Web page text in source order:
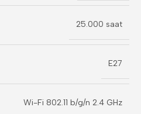
25.000 saat
E27
Wi-Fi 802.11 b/g/n 2.4 GHz